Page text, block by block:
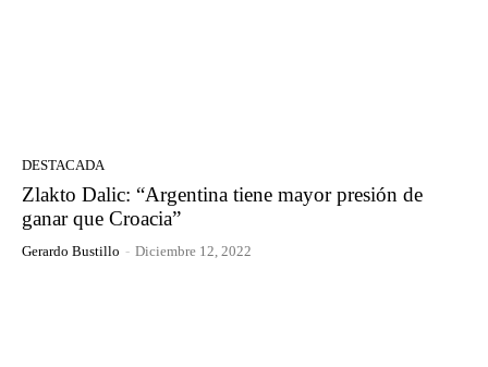
DESTACADA
Zlakto Dalic: “Argentina tiene mayor presión de
ganar que Croacia”
Gerardo Bustillo - Diciembre 12, 2022